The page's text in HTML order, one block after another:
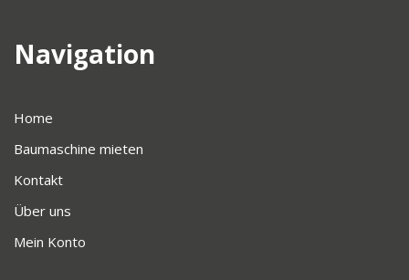
Navigation
Home
Baumaschine mieten
Kontakt
Über uns
Mein Konto